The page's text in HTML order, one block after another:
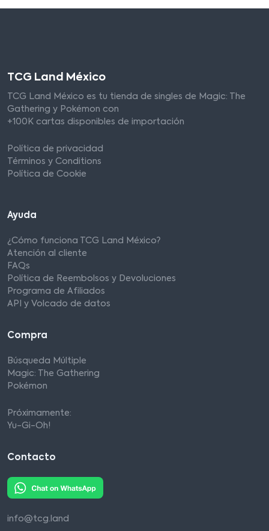
TCG Land México
TCG Land México es tu tienda de singles de Magic: The
Gathering y Pokémon con
+100K cartas disponibles de importación
Política de privacidad
Términos y Conditions
Política de Cookie
Ayuda
¿Cómo funciona TCG Land México?
Atención al cliente
FAQs
Política de Reembolsos y Devoluciones
Programa de Afiliados
API y Volcado de datos
Compra
Búsqueda Múltiple
Magic: The Gathering
Pokémon
Próximamente:
Yu-Gi-Oh!
Contacto
info@tcg.land